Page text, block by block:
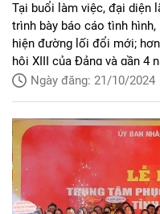
Tại buổi làm việc, đại diện
trình bày báo cáo tình
hiện đường lối đổi mới;
hội XIII của Đảng và gần 4
Đảng bộ tỉnh Khánh Hòa
dựng đảng và hệ thống
Ngày đăng: 21/10/2024